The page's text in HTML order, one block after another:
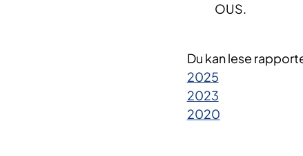
OUS.
Du kan lese
2025
2023
2020